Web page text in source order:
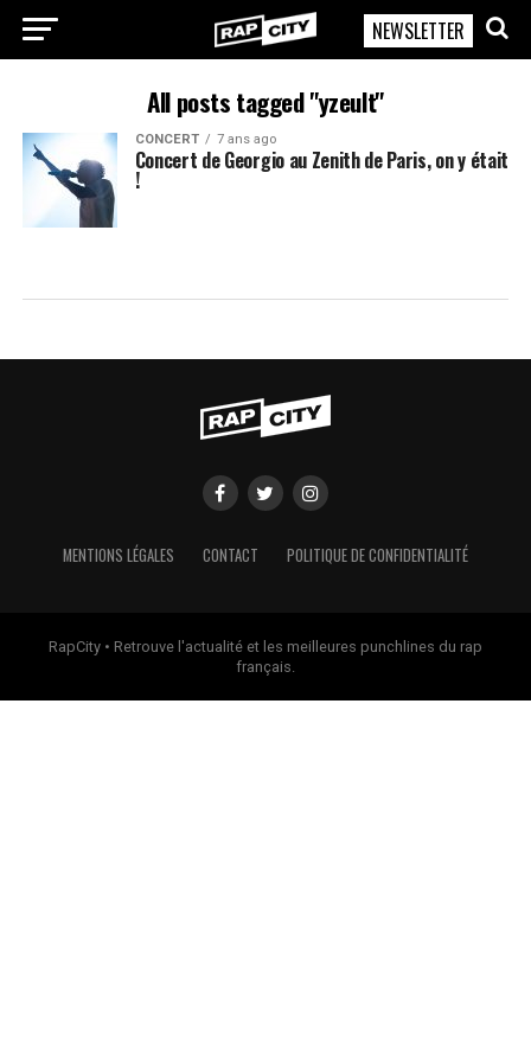
RapCity
NEWSLETTER
All posts tagged "yzeult"
CONCERT 7 ans ago
Concert de Georgio au Zenith de Paris, on y était
!
MENTIONS LÉGALES CONTACT POLITIQUE DE CONFIDENTIALITÉ
RapCity • Retrouve l'actualité et les meilleures punchlines du rap
français.